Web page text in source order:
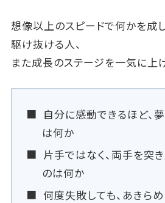
想像以上のスピードで何かを成
駆け抜ける人、
また成長のステージを一気に上
自分に感動できるほど、
は何か
片手ではなく、両手を突
のは何か
何度失敗しても、あきら